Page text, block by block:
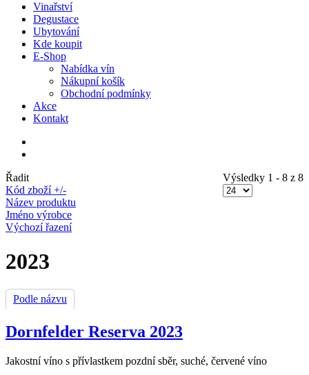
Vinařství
Degustace
Ubytování
Kde koupit
E-Shop
Nabídka vín
Nákupní košík
Obchodní podmínky
Akce
Kontakt
Řadit
Kód zboží +/-
Název produktu
Jméno výrobce
Výchozí řazení
Výsledky 1 - 8 z 8
2023
Podle názvu
Dornfelder Reserva 2023
Jakostní víno s přívlastkem pozdní sběr, suché, červené víno